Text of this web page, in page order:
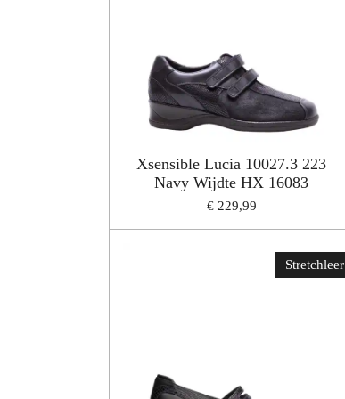
Xsensible Lucia 10027.3 223
Navy Wijdte HX 16083
€ 229,99
Stretchleer